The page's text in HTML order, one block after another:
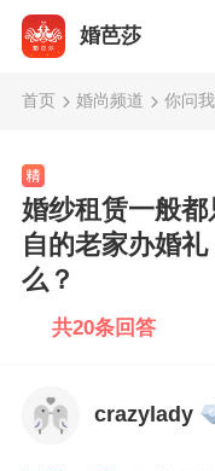
婚芭莎
首页 婚尚频道 你问
婚纱租赁一般
自的老家办婚
么？
共20条回答
crazylady